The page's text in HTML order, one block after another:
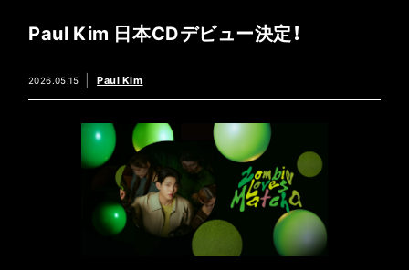
Paul Kim 日本CDデビュー決定！
2026.05.15 Paul Kim